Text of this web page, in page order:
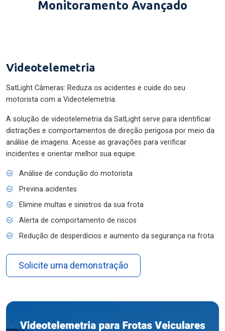
Monitoramento Avançado
Videotelemetria
SatLight Câmeras: Reduza os acidentes e cuide do seu
motorista com a Videotelemetria.
A solução de videotelemetria da SatLight serve para identificar
distrações e comportamentos de direção perigosa por meio da
análise de imagens. Acesse as gravações para verificar
incidentes e orientar melhor sua equipe.
Análise de condução do motorista
Previna acidentes
Elimine multas e sinistros da sua frota
Alerta de comportamento de riscos
Redução de desperdícios e aumento da segurança na frota
Solicite uma demonstração